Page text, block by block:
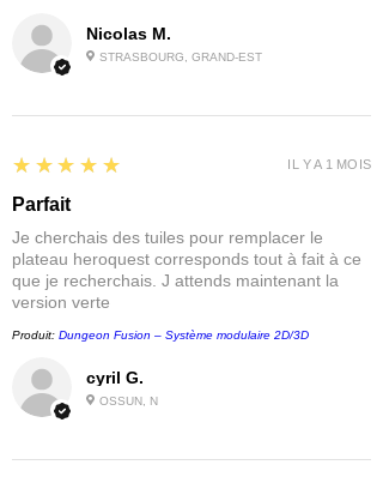
Nicolas M.
STRASBOURG, GRAND-EST
cyril G.
OSSUN, N
5
★★★★★
Parfait
Je cherchais des tuiles pour remplacer le
plateau heroquest corresponds tout à fait à ce
que je recherchais. J attends maintenant la
version verte
Produit: Dungeon Fusion – Système modulaire 2D/3D
IL Y A 1 MOIS